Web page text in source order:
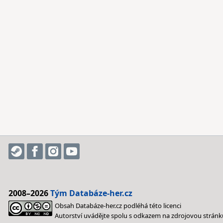
2008–2026Tým Databáze-her.cz
Obsah Databáze-her.cz podléhá této licenci
Autorství uvádějte spolu s odkazem na zdrojovou